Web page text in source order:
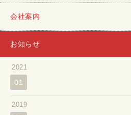
会社案内
お知らせ
2021
01
2019